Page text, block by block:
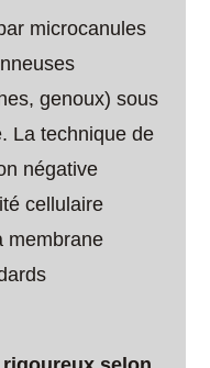
microcanules
genoux) sous
La technique de
négative
cellulaire
membrane